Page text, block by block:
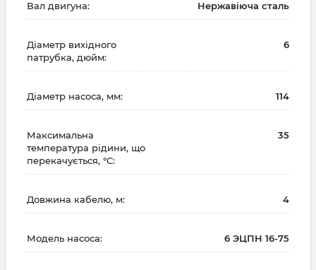
Вал двигуна: Нержавіюча сталь
Діаметр вихідного
патрубка, дюйм:
6
Діаметр насоса, мм: 114
Максимальна
температура рідини, що
перекачується, °С:
35
Довжина кабелю, м: 4
Модель насоса: 6 ЭЦПН 16-75